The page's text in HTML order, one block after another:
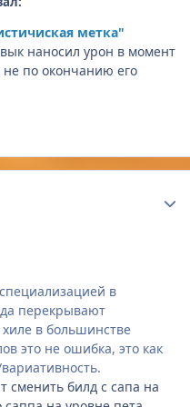
метка"
наносил урон в момент
по окончанию его
в
перекрывают
хиле в большинстве
это не ошибка, это как
сменить билд с сапа на